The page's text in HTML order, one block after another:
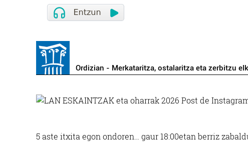
Ordizian - Merkataritza, ostalaritza eta zerbitzu
5 aste itxita egon ondoren… gaur 18:00etan berriz